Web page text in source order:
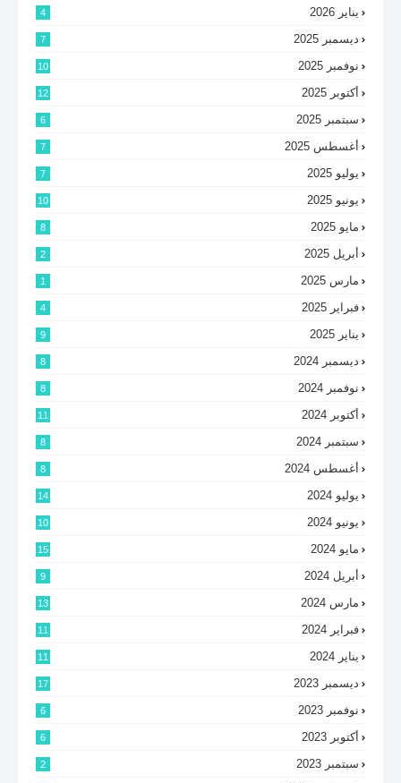
يناير 2026 4
ديسمبر 2025 7
نوفمبر 2025 10
أكتوبر 2025 12
سبتمبر 2025 6
أغسطس 2025 7
يوليو 2025 7
يونيو 2025 10
مايو 2025 8
أبريل 2025 2
مارس 2025 1
فبراير 2025 4
يناير 2025 9
ديسمبر 2024 8
نوفمبر 2024 8
أكتوبر 2024 11
سبتمبر 2024 8
أغسطس 2024 8
يوليو 2024 14
يونيو 2024 10
مايو 2024 15
أبريل 2024 9
مارس 2024 13
فبراير 2024 11
يناير 2024 11
ديسمبر 2023 17
نوفمبر 2023 6
أكتوبر 2023 6
سبتمبر 2023 2